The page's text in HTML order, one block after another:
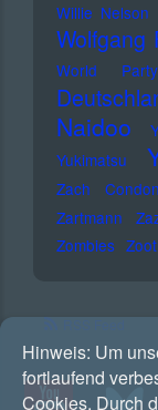
Willie Nelson
Wolfgang
World Party
Naidoo
Yukimatsu
Zach Condon
Zartmann
Zombies
Hinweis: Um
fortlaufend
Cookies. Durch